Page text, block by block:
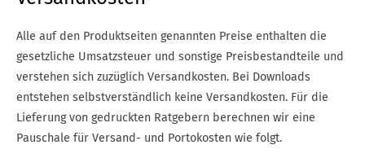
E-Broschüre
Checklisten (PDF)
Broschüre
Buch
Alle auf den Produktseiten genannten Preise enthalten die
gesetzliche Umsatzsteuer und sonstige Preisbestandteile und
verstehen sich zuzüglich Versandkosten. Bei Downloads
entstehen selbstverständlich keine Versandkosten. Für die
Lieferung von gedruckten Ratgebern berechnen wir eine
Pauschale für Versand- und Portokosten wie folgt.